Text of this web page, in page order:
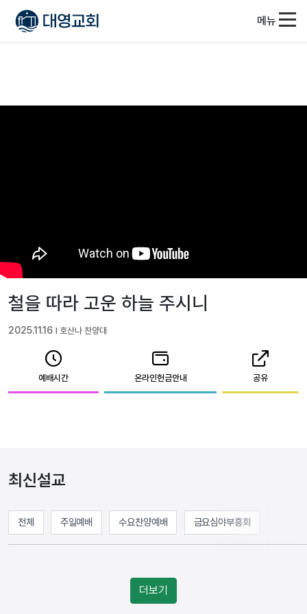
메뉴
철을 따라 고운 하늘 주시니
2025.11.16 l 호산나 찬양대
예배시간 온라인헌금안내 공유
최신설교
전체 주일예배 수요찬양예배 금요심야부흥회
더보기